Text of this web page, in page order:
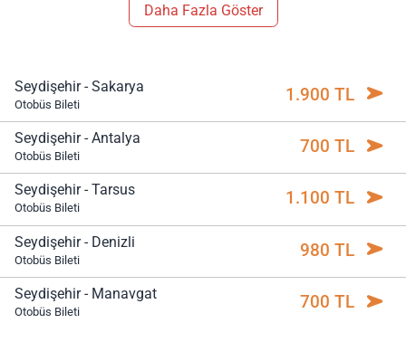
Daha Fazla Göster
Seydişehir - Sakarya
Otobüs Bileti 1.900 TL
Seydişehir - Antalya
Otobüs Bileti 700 TL
Seydişehir - Tarsus
Otobüs Bileti 1.100 TL
Seydişehir - Denizli
Otobüs Bileti 980 TL
Seydişehir - Manavgat
Otobüs Bileti 700 TL